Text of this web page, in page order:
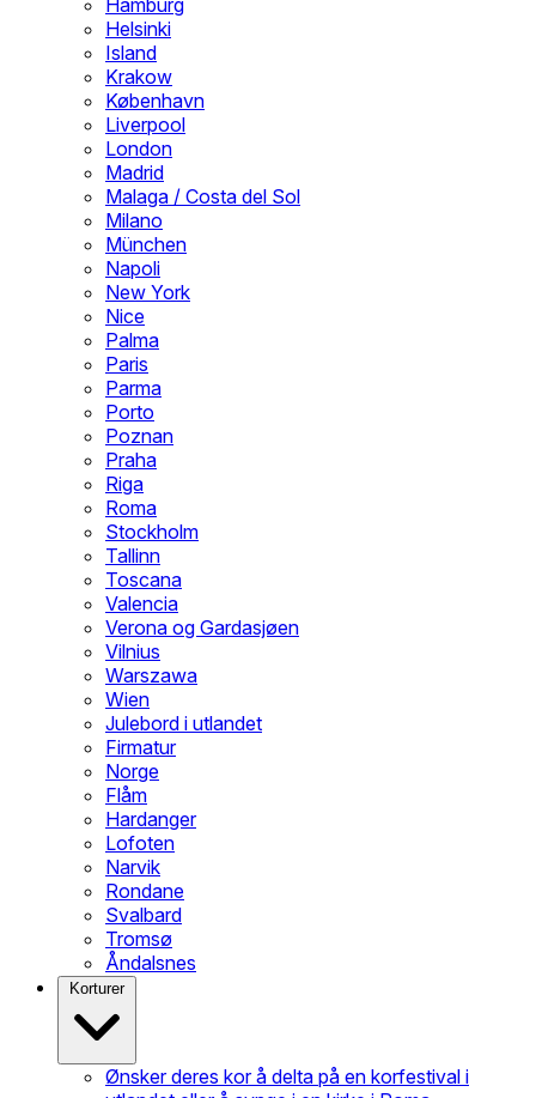
Hamburg
Helsinki
Island
Krakow
København
Liverpool
London
Madrid
Malaga / Costa del Sol
Milano
München
Napoli
New York
Nice
Palma
Paris
Parma
Porto
Poznan
Praha
Riga
Roma
Stockholm
Tallinn
Toscana
Valencia
Verona og Gardasjøen
Vilnius
Warszawa
Wien
Julebord i utlandet
Firmatur
Norge
Flåm
Hardanger
Lofoten
Narvik
Rondane
Svalbard
Tromsø
Åndalsnes
Korturer
Ønsker deres kor å delta på en korfestival i